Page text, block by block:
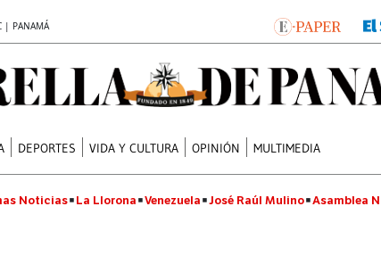
| PANAMÁ
DEPORTES VIDA Y CULTURA OPINIÓN MULTIMEDIA
Noticias La Llorona Venezuela José Raúl Mulino Asamblea